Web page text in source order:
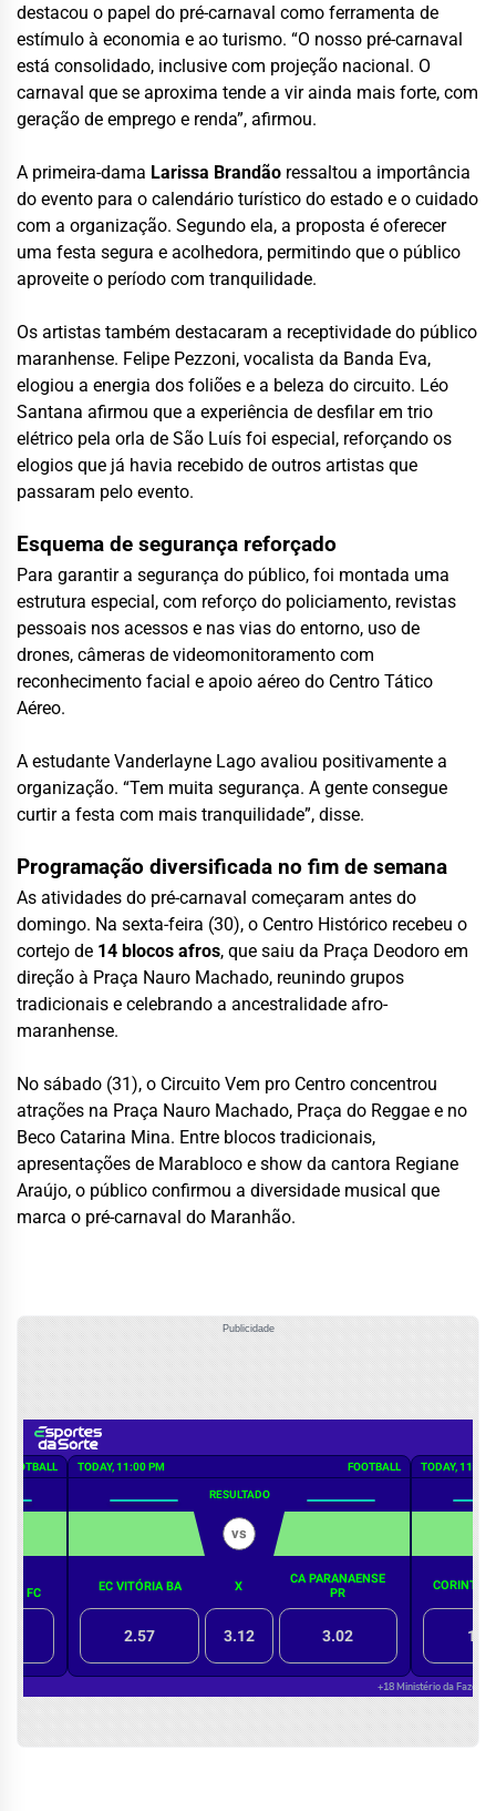
destacou o papel do pré-carnaval como ferramenta de
estímulo à economia e ao turismo. “O nosso pré-carnaval
está consolidado, inclusive com projeção nacional. O
carnaval que se aproxima tende a vir ainda mais forte, com
geração de emprego e renda”, afirmou.
A primeira-dama Larissa Brandão ressaltou a importância
do evento para o calendário turístico do estado e o cuidado
com a organização. Segundo ela, a proposta é oferecer
uma festa segura e acolhedora, permitindo que o público
aproveite o período com tranquilidade.
Os artistas também destacaram a receptividade do público
maranhense. Felipe Pezzoni, vocalista da Banda Eva,
elogiou a energia dos foliões e a beleza do circuito. Léo
Santana afirmou que a experiência de desfilar em trio
elétrico pela orla de São Luís foi especial, reforçando os
elogios que já havia recebido de outros artistas que
passaram pelo evento.
Esquema de segurança reforçado
Para garantir a segurança do público, foi montada uma
estrutura especial, com reforço do policiamento, revistas
pessoais nos acessos e nas vias do entorno, uso de
drones, câmeras de videomonitoramento com
reconhecimento facial e apoio aéreo do Centro Tático
Aéreo.
A estudante Vanderlayne Lago avaliou positivamente a
organização. “Tem muita segurança. A gente consegue
curtir a festa com mais tranquilidade”, disse.
Programação diversificada no fim de semana
As atividades do pré-carnaval começaram antes do
domingo. Na sexta-feira (30), o Centro Histórico recebeu o
cortejo de 14 blocos afros, que saiu da Praça Deodoro em
direção à Praça Nauro Machado, reunindo grupos
tradicionais e celebrando a ancestralidade afro-
maranhense.
No sábado (31), o Circuito Vem pro Centro concentrou
atrações na Praça Nauro Machado, Praça do Reggae e no
Beco Catarina Mina. Entre blocos tradicionais,
apresentações de Marabloco e show da cantora Regiane
Araújo, o público confirmou a diversidade musical que
marca o pré-carnaval do Maranhão.
Publicidade